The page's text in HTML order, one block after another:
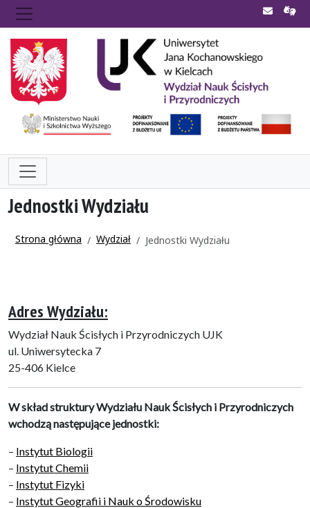
Jednostki Wydziału
Strona główna Wydział Jednostki Wydziału
Adres Wydziału:
Wydział Nauk Ścisłych i Przyrodniczych UJK
ul. Uniwersytecka 7
25-406 Kielce
W skład struktury Wydziału Nauk Ścisłych i Przyrodniczych
wchodzą następujące jednostki:
– Instytut Biologii
– Instytut Chemii
– Instytut Fizyki
– Instytut Geografii i Nauk o Środowisku